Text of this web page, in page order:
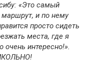
«Это самый
и по нему
просто сидеть
места, где я
очень интересно!».